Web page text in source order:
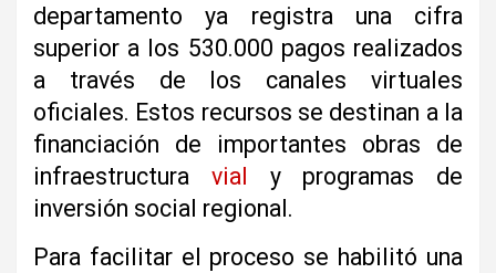
departamento ya registra una cifra
superior a los 530.000 pagos realizados
a través de los canales virtuales
oficiales. Estos recursos se destinan a la
financiación de importantes obras de
infraestructura vial
y programas de
inversión social regional.
Para facilitar el proceso se habilitó una